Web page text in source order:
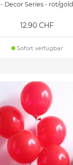
- Decor Series - rot/gold
12.90 CHF
Sofort verfügbar